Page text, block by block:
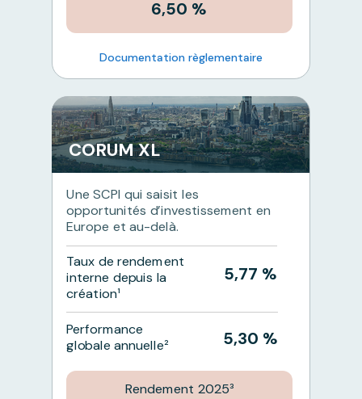
Documentation règlementaire
6,50 %
Une SCPI qui saisit les
opportunités d’investissement en
Europe et au-delà.
Taux de rendement
interne depuis la
création¹
5,77 %
Rendement 2025³
5,30 %
Performance
globale annuelle²
CORUM XL